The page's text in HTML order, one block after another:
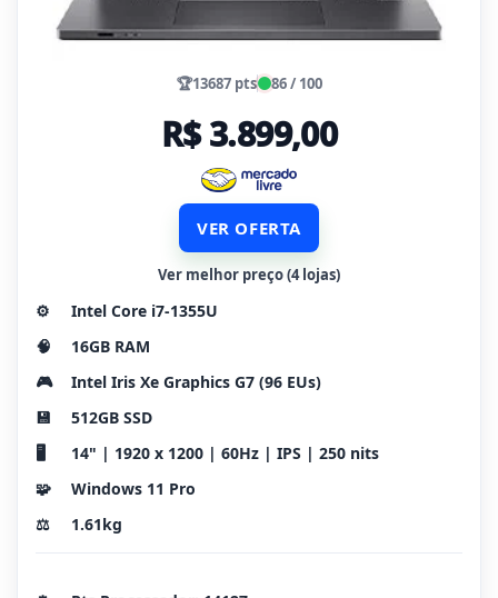
🏆13687 pts 86 / 100
R$ 3.899,00
VER OFERTA
Ver melhor preço (4 lojas)
⚙️
Intel Core i7-1355U
🧠
16GB RAM
🎮
Intel Iris Xe Graphics G7 (96 EUs)
💾
512GB SSD
🖥️
14" | 1920 x 1200 | 60Hz | IPS | 250 nits
🧩
Windows 11 Pro
⚖️
1.61kg